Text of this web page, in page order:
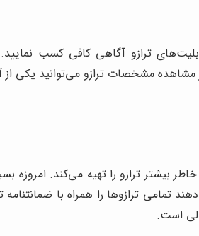
ترازو آگاهی کافی کسب
مشاهده مشخصات ترازو می‌توانید یکی
بیشتر ترازو را تهیه می‌کند. امروزه
تمامی ترازوها را همراه با
است.